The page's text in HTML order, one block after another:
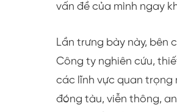
vấn đề của mình ngay
Lần trưng bày này, bên
Công ty nghiên cứu,
các lĩnh vực quan trọng
đóng tàu, viễn thông,